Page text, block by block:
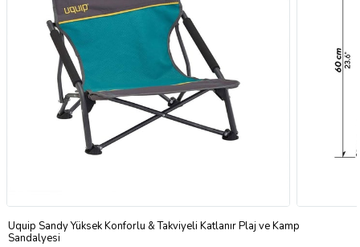
Uquip Sandy Yüksek Konforlu & Takviyeli Katlanır Plaj ve Kamp
Sandalyesi